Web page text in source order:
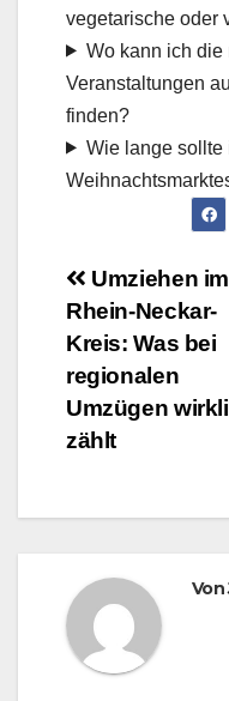
vegetarische oder
Wo kann ich die
Veranstaltungen
finden?
Wie lange sollte
Umziehen im
Rhein-Neckar-
Kreis: Was bei
regionalen
Umzügen
zählt
Von